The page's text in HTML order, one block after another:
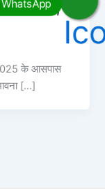
में SSC,
2025 के आसपास
[…]